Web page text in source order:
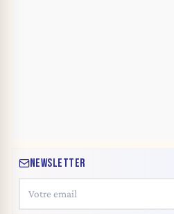
NEWSLETTER